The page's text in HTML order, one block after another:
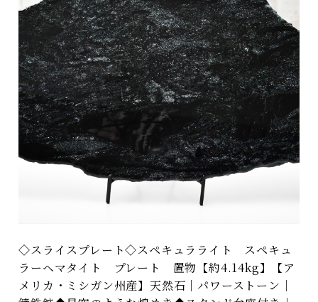
◇スライスプレート◇スペキュラライト スペキュ
ラーヘマタイト プレート 置物【約4.14kg】【ア
メリカ・ミシガン州産】天然石｜パワーストーン｜